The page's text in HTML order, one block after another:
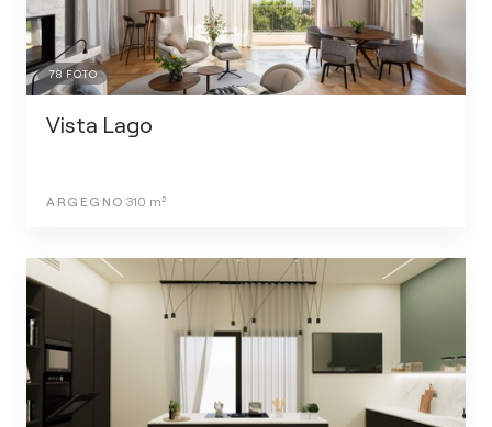
78FOTO
Vista Lago
ARGEGNO 310 m²